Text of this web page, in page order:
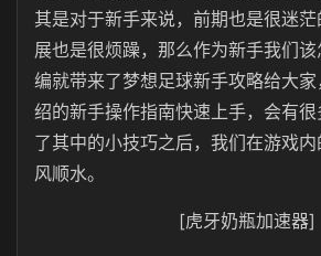
其是对于新手来说，前期也是很迷
展也是很烦躁，那么作为新手我们
编就带来了梦想足球新手攻略给大
绍的新手操作指南快速上手，会有
了其中的小技巧之后，我们在游戏
风顺水。
[虎牙奶瓶加速器]